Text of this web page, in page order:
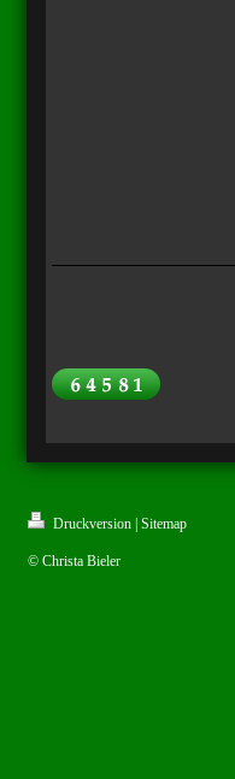
Druckversion Sitemap
© Christa Bieler